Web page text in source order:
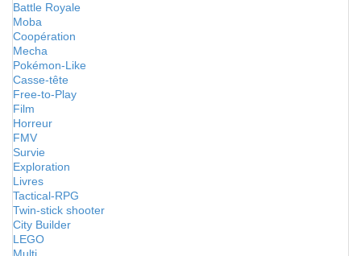
Battle Royale
Moba
Coopération
Mecha
Pokémon-Like
Casse-tête
Free-to-Play
Film
Horreur
FMV
Survie
Exploration
Livres
Tactical-RPG
Twin-stick shooter
City Builder
LEGO